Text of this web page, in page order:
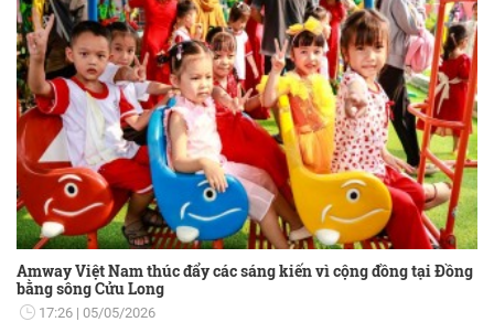
Amway Việt Nam thúc đẩy các sáng kiến vì cộng đồng tại Đồng
bằng sông Cửu Long
17:26 05/05/2026